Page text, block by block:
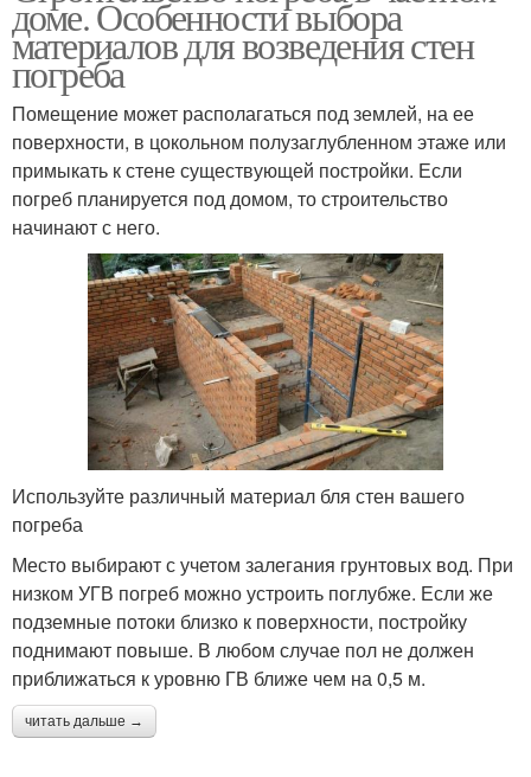
доме. Особенности выбора
материалов для возведения стен
погреба
Помещение может располагаться под землей, на ее
поверхности, в цокольном полузаглубленном этаже или
примыкать к стене существующей постройки. Если
погреб планируется под домом, то строительство
начинают с него.
Используйте различный материал бля стен вашего
погреба
Место выбирают с учетом залегания грунтовых вод. При
низком УГВ погреб можно устроить поглубже. Если же
подземные потоки близко к поверхности, постройку
поднимают повыше. В любом случае пол не должен
приближаться к уровню ГВ ближе чем на 0,5 м.
читать дальше →